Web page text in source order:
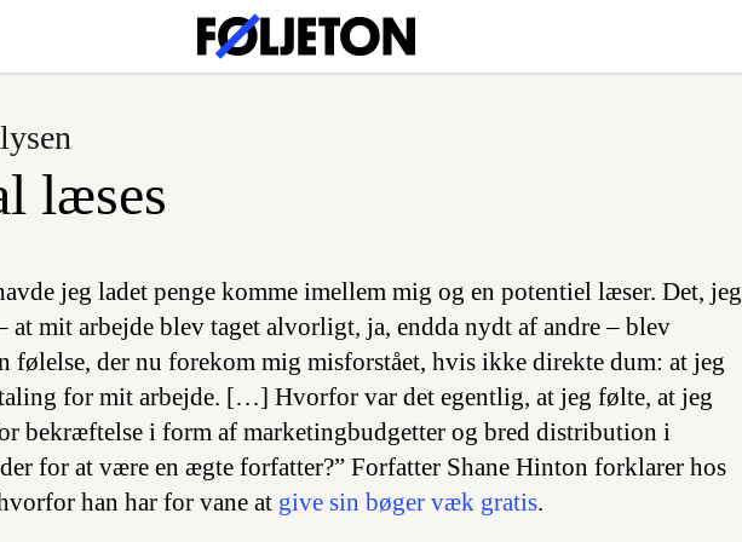
læses
jeg ladet penge komme imellem mig og en potentiel læser. Det, jeg
at mit arbejde blev taget alvorligt, ja, endda nydt af andre – blev
følelse, der nu forekom mig misforstået, hvis ikke direkte dum: at jeg
for mit arbejde. […] Hvorfor var det egentlig, at jeg følte, at jeg
bekræftelse i form af marketingbudgetter og bred distribution i
for at være en ægte forfatter?” Forfatter Shane Hinton forklarer hos
han har for vane at give sin bøger væk gratis.